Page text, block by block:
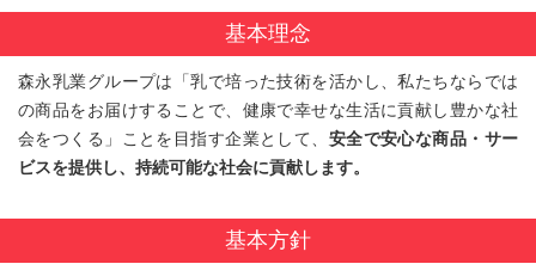
基本理念
森永乳業グループは「乳で培った技術を活かし、私たちならでは
の商品をお届けすることで、健康で幸せな生活に貢献し豊かな社
会をつくる」ことを目指す企業として、 安全で安心な商品・サー
ビスを提供し、持続可能な社会に貢献します。
基本方針